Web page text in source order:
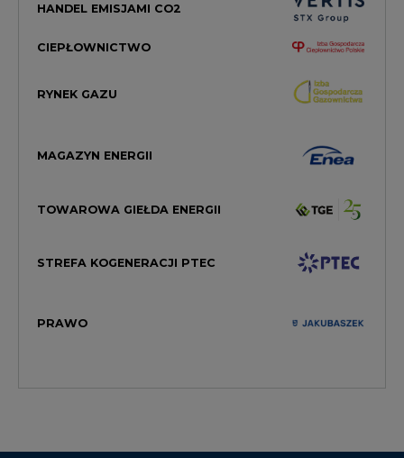
HANDEL EMISJAMI CO2
CIEPŁOWNICTWO
RYNEK GAZU
MAGAZYN ENERGII
TOWAROWA GIEŁDA ENERGII
STREFA KOGENERACJI PTEC
PRAWO